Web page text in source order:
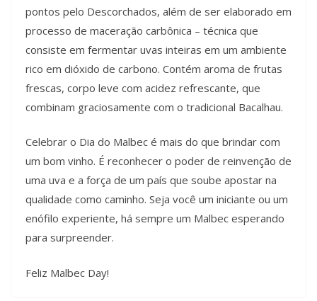
pontos pelo Descorchados, além de ser elaborado em
processo de maceração carbônica – técnica que
consiste em fermentar uvas inteiras em um ambiente
rico em dióxido de carbono. Contém aroma de frutas
frescas, corpo leve com acidez refrescante, que
combinam graciosamente com o tradicional Bacalhau.
Celebrar o Dia do Malbec é mais do que brindar com
um bom vinho. É reconhecer o poder de reinvenção de
uma uva e a força de um país que soube apostar na
qualidade como caminho. Seja você um iniciante ou um
enófilo experiente, há sempre um Malbec esperando
para surpreender.
Feliz Malbec Day!